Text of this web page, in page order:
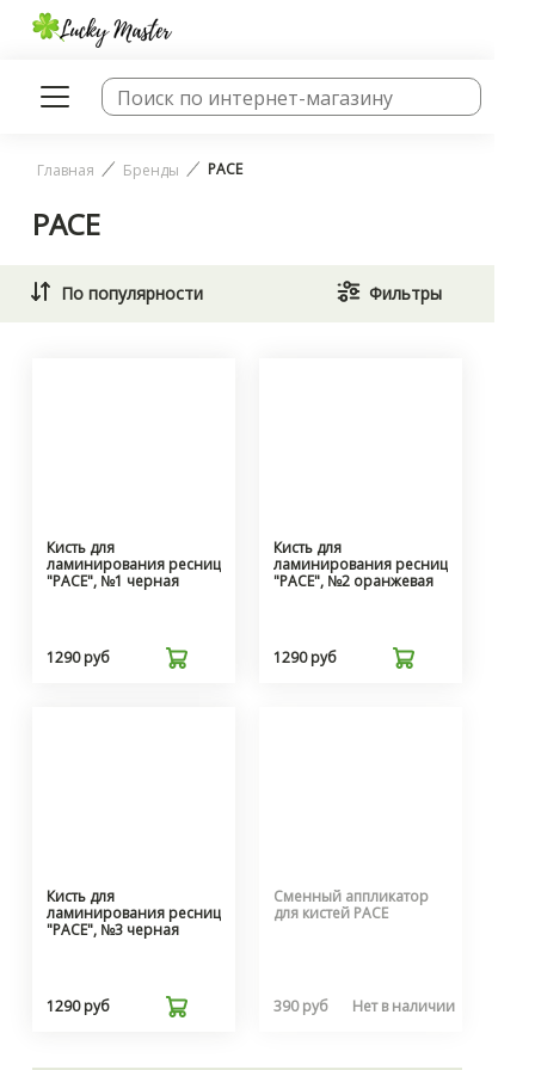
Главная Бренды PACE
PACE
По популярности Фильтры
Кисть для
ламинирования ресниц
"PACE", №1 черная
1290 руб
Кисть для
ламинирования ресниц
"PACE", №2 оранжевая
1290 руб
Кисть для
ламинирования ресниц
"PACE", №3 черная
1290 руб
Сменный аппликатор
для кистей PACE
390 руб Нет в наличии